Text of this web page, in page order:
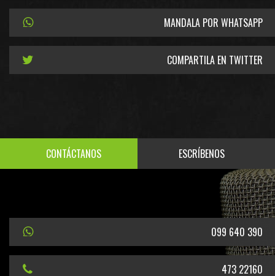
MANDALA POR WHATSAPP
COMPARTILA EN TWITTER
CONTÁCTANOS ESCRÍBENOS
099 640 390
473 22160